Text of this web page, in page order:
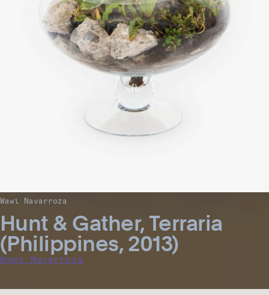
Hunt & Gather, Terraria
(Philippines, 2013)
Wawi Navarroza
Wawi Navarroza